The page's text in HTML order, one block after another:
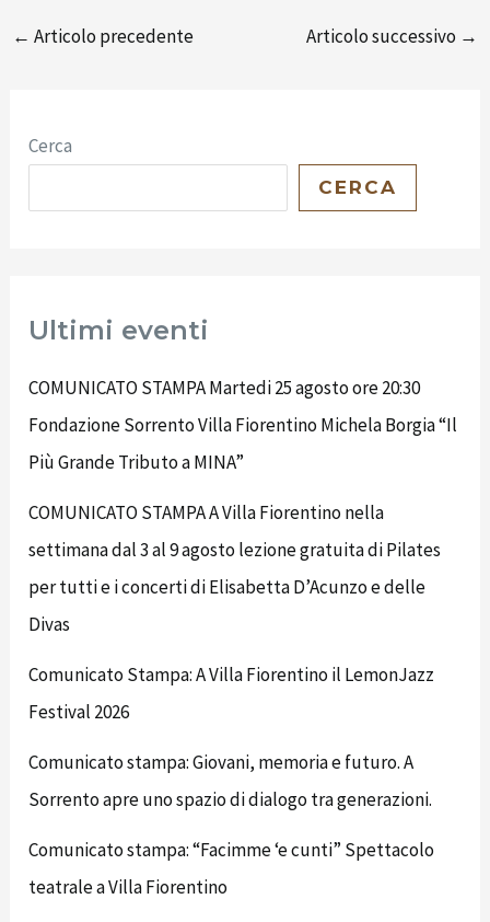
← Articolo precedente Articolo successivo →
Cerca
CERCA
Ultimi eventi
COMUNICATO STAMPA Martedi 25 agosto ore 20:30
Fondazione Sorrento Villa Fiorentino Michela Borgia “Il
Più Grande Tributo a MINA”
COMUNICATO STAMPA A Villa Fiorentino nella
settimana dal 3 al 9 agosto lezione gratuita di Pilates
per tutti e i concerti di Elisabetta D’Acunzo e delle
Divas
Comunicato Stampa: A Villa Fiorentino il LemonJazz
Festival 2026
Comunicato stampa: Giovani, memoria e futuro. A
Sorrento apre uno spazio di dialogo tra generazioni.
Comunicato stampa: “Facimme ‘e cunti” Spettacolo
teatrale a Villa Fiorentino